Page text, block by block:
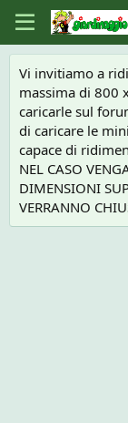
Vi invitiamo a
massima di 800
caricarle sul
di caricare le
capace di
NEL CASO
DIMENSIONI
VERRANNO